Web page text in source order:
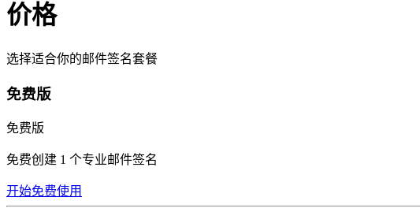
价格
选择适合你的邮件签名套餐
免费版
免费版
免费创建 1 个专业邮件签名
开始免费使用